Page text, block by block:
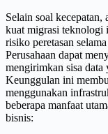
Selain soal kecepatan,
kuat migrasi teknologi
risiko peretasan
Perusahaan dapat
mengirimkan sisa data
Keunggulan ini
menggunakan
beberapa manfaat
bisnis: